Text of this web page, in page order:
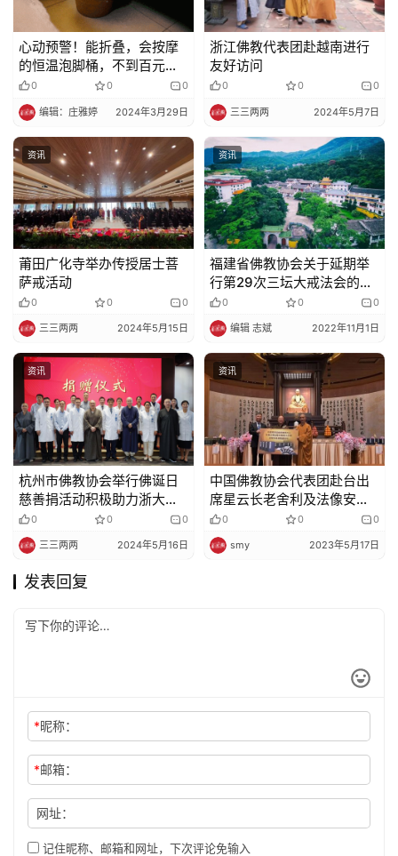
心动预警！能折叠，会按摩
的恒温泡脚桶，不到百元，
谁用谁爽~
0 0 0
编辑：庄雅婷 2024年3月29日
浙江佛教代表团赴越南进行
友好访问
0 0 0
三三两两 2024年5月7日
资讯
莆田广化寺举办传授居士菩
萨戒活动
0 0 0
三三两两 2024年5月15日
资讯
福建省佛教协会关于延期举
行第29次三坛大戒法会的通
告0 0 0
编辑 志斌 2022年11月1日
资讯
杭州市佛教协会举行佛诞日
慈善捐活动积极助力浙大一
院医疗救助事业
0 0 0
三三两两 2024年5月16日
资讯
中国佛教协会代表团赴台出
席星云长老舍利及法像安座
典礼暨赞颂会活动
0 0 0
smy 2023年5月17日
发表回复
*昵称：
*邮箱：
网址：
记住昵称、邮箱和网址，下次评论免输入